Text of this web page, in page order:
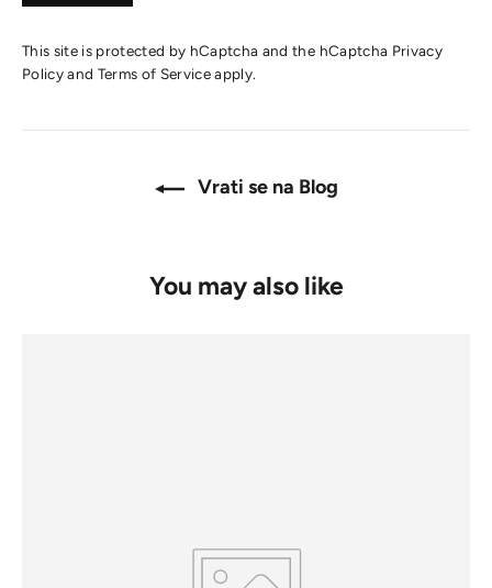
This site is protected by hCaptcha and the hCaptcha Privacy
Policyand Terms of Serviceapply.
Vrati se na Blog
You may also like